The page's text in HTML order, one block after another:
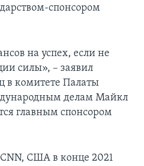
спонсором
на успех, если не
силы», – заявил
в комитете Палаты
делам Майкл
главным спонсором
США в конце 2021